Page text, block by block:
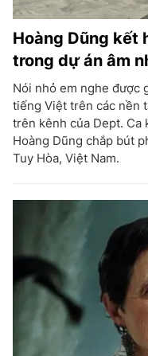
Hoàng Dũng kết
trong dự án âm
Nói nhỏ em nghe được
tiếng Việt trên các nền
trên kênh của Dept. Ca
Hoàng Dũng chắp bút
Tuy Hòa, Việt Nam.